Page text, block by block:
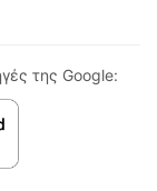
της Google: